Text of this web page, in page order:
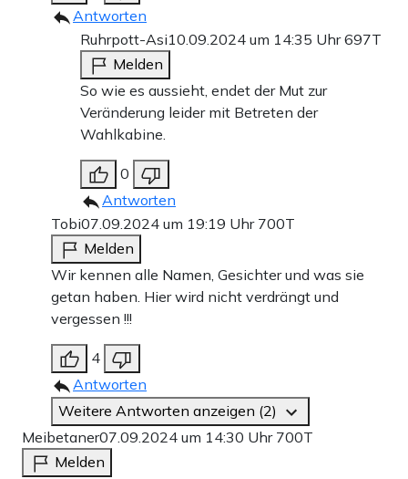
Antworten
Ruhrpott-Asi10.09.2024 um 14:35 Uhr697T
Melden
So wie es aussieht, endet der Mut zur
Veränderung leider mit Betreten der
Wahlkabine.
0
Antworten
Tobi07.09.2024 um 19:19 Uhr 700T
Melden
Wir kennen alle Namen, Gesichter und was sie
getan haben. Hier wird nicht verdrängt und
vergessen !!!
4
Antworten
Weitere Antworten anzeigen (2)
Meibetaner07.09.2024 um 14:30 Uhr 700T
Melden